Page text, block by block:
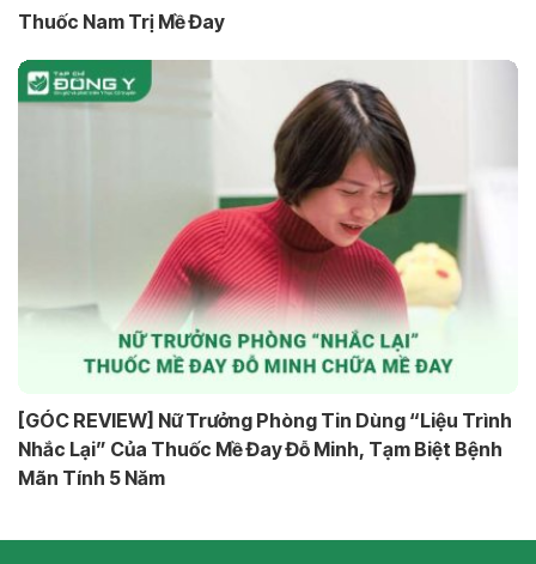
Thuốc Nam Trị Mề Đay
[GÓC REVIEW] Nữ Trưởng Phòng Tin Dùng “Liệu Trình
Nhắc Lại” Của Thuốc Mề Đay Đỗ Minh, Tạm Biệt Bệnh
Mãn Tính 5 Năm